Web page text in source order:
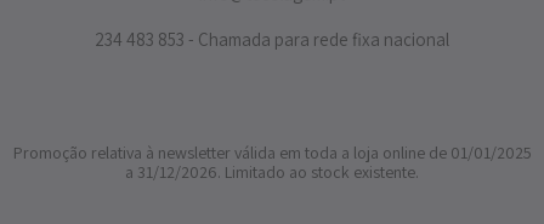
234 483 853 - Chamada para rede fixa nacional
Promoção relativa à newsletter válida em toda a loja online de 01/01/2025
a 31/12/2026. Limitado ao stock existente.